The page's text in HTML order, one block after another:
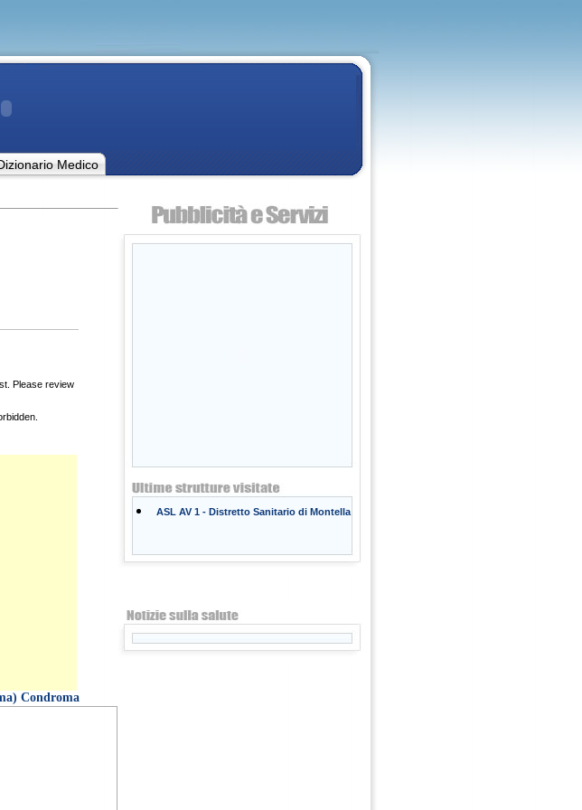
Medico
Condroma
ASL AV 1 - Distretto Sanitario di Montella